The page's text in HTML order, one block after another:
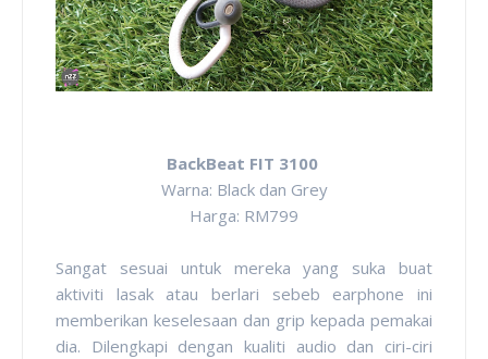
BackBeat FIT 3100
Warna: Black dan Grey
Harga: RM799
Sangat sesuai untuk mereka yang suka buat
aktiviti lasak atau berlari sebeb earphone ini
memberikan keselesaan dan grip kepada pemakai
dia. Dilengkapi dengan kualiti audio dan ciri-ciri